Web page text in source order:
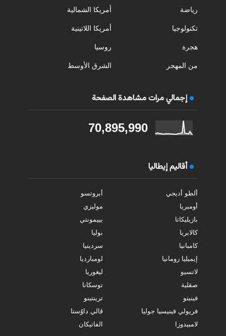
رياضة
تكنولوجيا
هجرة
من المهجر
أمريكا الشمالية
أمريكا اللاتينية
روسيا
الشرق الأوسط
إجمالي مرات مشاهدة الصفحة
70,895,990
أقاليم إيطاليا
ألطو أديجي
أبروتسو
أومبريا
موليزي
بازيليكاتا
بييمونتي
كالابريا
بوليا
كامبانيا
سردينيا
إيميليا رومانيا
لومبارديا
لاتسيو
ليغوريا
صقلية
توسكانا
فينيتو
ترينتينو
فريولي فينيسيا جوليا
ڤالي داوُستا
لامبيدوزا
الفاتيكان